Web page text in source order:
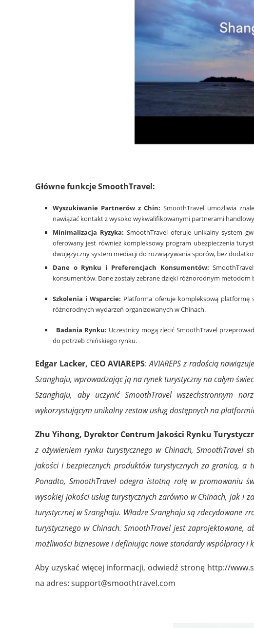
Główne funkcje SmoothTravel:
Wyszukiwanie Partnerów z Chin: SmoothTravel umożliwia
nawiązać kontakt z wysoko wykwalifikowanymi partnerami
Minimalizacja Ryzyka: SmoothTravel oferuje unikalny system
oferowany jest również kompleksowy program ubezpieczenia
dwujęzyczny system mediacji do rozwiązywania sporów, bez
Dane o Rynku i Preferencjach Konsumentów:
konsumentów. Dane zostały zebrane dzięki różnorodnym
Szkolenia i Wsparcie: Platforma oferuje kompleksową platformę
różnorodnych wydarzeń organizowanych w Chinach.
Badania Rynku: Uczestnicy mogą zlecić SmoothTravel
do potrzeb chińskiego rynku.
Edgar Lacker, CEO AVIAREPS:AVIAREPS z radością
Szanghaju, wprowadzając ją na rynek turystyczny na całym
Szanghaju, aby uczynić SmoothTravel wszechstronnym
wykorzystującym unikalny zestaw usług dostępnych na
Zhu Yihong, Dyrektor Centrum Jakości Rynku
z ożywieniem rynku turystycznego w Chinach, SmoothTravel
jakości i bezpiecznych produktów turystycznych za granicą, a
Ponadto, SmoothTravel odegra istotną rolę w promowaniu
wysokiej jakości usług turystycznych zarówno w Chinach, jak i
turystycznej w Szanghaju. Władze Szanghaju są zdecydowane
turystycznego w Chinach. SmoothTravel jest
możliwości biznesowe i definiując nowe standardy współpracy i
Aby uzyskać więcej informacji, odwiedź stronę http://
na adres: support@smoothtravel.com